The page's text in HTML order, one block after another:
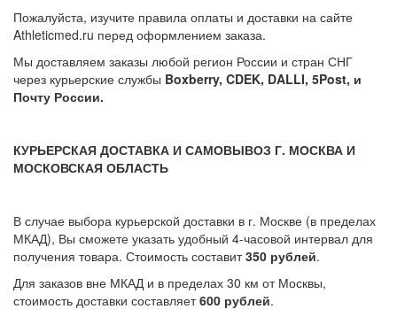
Пожалуйста, изучите правила оплаты и доставки на сайте
Athleticmed.ru перед оформлением заказа.
Мы доставляем заказы любой регион России и стран СНГ
через курьерские службы Boxberry, CDEK, DALLI, 5Post, и
Почту России.
КУРЬЕРСКАЯ ДОСТАВКА И САМОВЫВОЗ Г. МОСКВА И
МОСКОВСКАЯ ОБЛАСТЬ
В случае выбора курьерской доставки в г. Москве (в пределах
МКАД), Вы сможете указать удобный 4-часовой интервал для
получения товара. Стоимость составит350 рублей.
Для заказов вне МКАД и в пределах 30 км от Москвы,
стоимость доставки составляет600 рублей.